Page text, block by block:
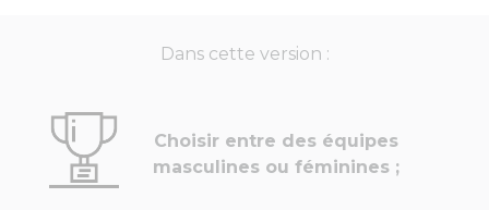
Dans cette version :
Choisir entre des équipes
masculines ou féminines ;